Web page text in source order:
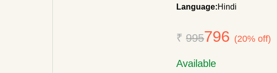
Language:Hindi
₹995796 (20% off)
Available